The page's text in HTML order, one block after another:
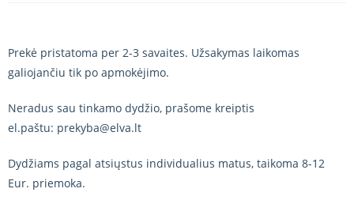
Prekė pristatoma per 2-3 savaites. Užsakymas laikomas
galiojančiu tik po apmokėjimo.
Neradus sau tinkamo dydžio, prašome kreiptis
el.paštu: prekyba@elva.lt
Dydžiams pagal atsiųstus individualius matus, taikoma 8-12
Eur. priemoka.